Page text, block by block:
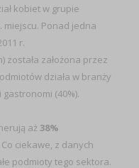
kobiet w grupie
Ponad jedna
r.
została założona przez
działa w branży
(40%).
aż 38%
Co ciekawe, z danych
podmioty tego sektora.